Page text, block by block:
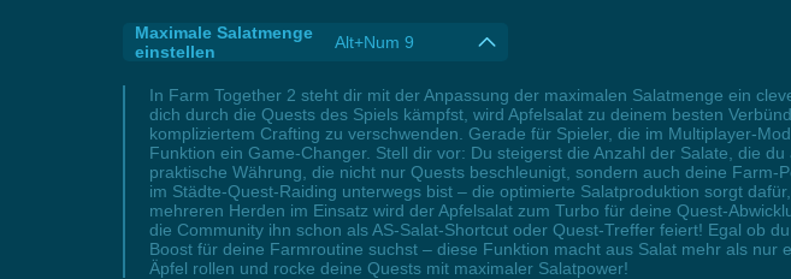
Maximale Salatmenge
einstellen
Alt+Num 9
In Farm Together 2 steht dir mit der Anpassung der maximalen Salatmenge ein
dich durch die Quests des Spiels kämpfst, wird Apfelsalat zu deinem besten
kompliziertem Crafting zu verschwenden. Gerade für Spieler, die im Multiplayer-
Funktion ein Game-Changer. Stell dir vor: Du steigerst die Anzahl der Salate, die
praktische Währung, die nicht nur Quests beschleunigt, sondern auch deine
im Städte-Quest-Raiding unterwegs bist – die optimierte Salatproduktion sorgt
mehreren Herden im Einsatz wird der Apfelsalat zum Turbo für deine Quest-
die Community ihn schon als AS-Salat-Shortcut oder Quest-Treffer feiert! Egal ob
Boost für deine Farmroutine suchst – diese Funktion macht aus Salat mehr als
Äpfel rollen und rocke deine Quests mit maximaler Salatpower!